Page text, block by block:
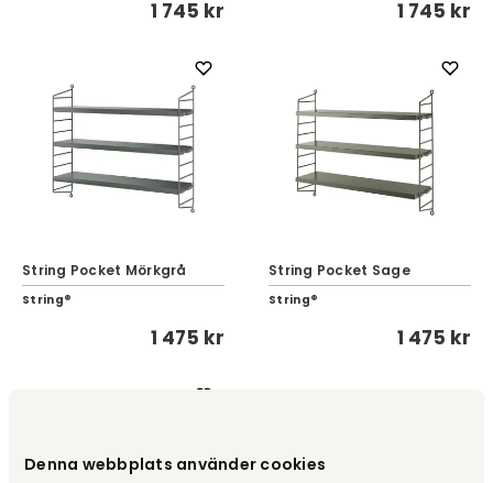
Denna webbplats använder cookies
1 745 kr 1 745 kr
String Pocket Mörkgrå
String®
1 475 kr
String Pocket Sage
String®
1 475 kr